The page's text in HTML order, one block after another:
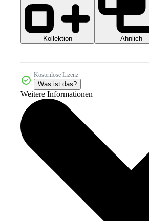
Kollektion Ähnlich
Kostenlose Lizenz
Was ist das?
Weitere Informationen